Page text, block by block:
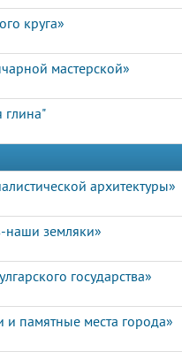
круга»
мастерской»
глина"
архитектуры»
наши земляки»
государства»
и памятные места города»